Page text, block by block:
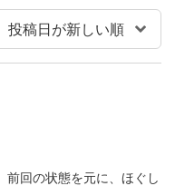
前回の状態を元に、ほぐし